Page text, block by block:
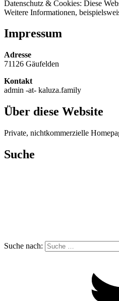
Datenschutz & Cookies: Diese
Weitere Informationen,
Impressum
Adresse
71126 Gäufelden
Kontakt
admin -at- kaluza.family
Über diese Website
Private, nichtkommerzielle
Suche
Suche nach: